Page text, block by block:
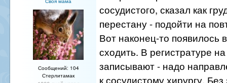
Сообщений: 104
Стерлитамак
сосудистого, сказал как
перестану - подойти на
Вот наконец-то появилось
сходить. В регистратуре
записывают - надо
к сосудистому хирургу.